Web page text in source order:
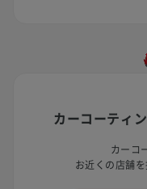
カーコーティ
カーコ
お近くの店舗